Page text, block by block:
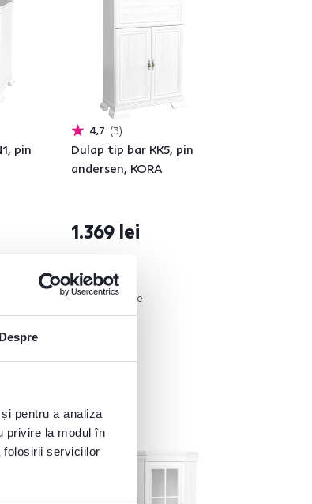
Despre
pentru a analiza
privire la modul în
folosirii serviciilor
pin
4,7 3
Dulap tip bar KK5, pin
andersen, KORA
1.369 lei
2 Culori detaliate